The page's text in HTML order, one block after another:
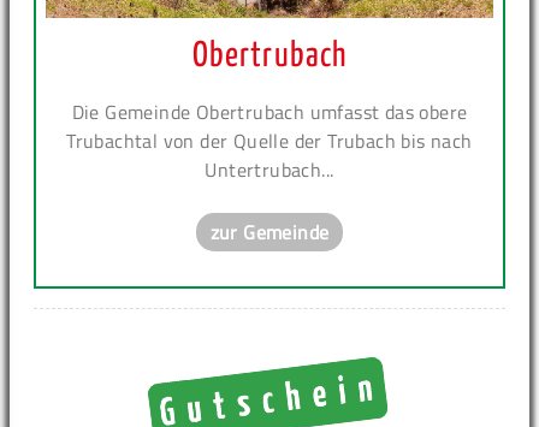
Obertrubach
Die Gemeinde Obertrubach umfasst das obere
Trubachtal von der Quelle der Trubach bis nach
Untertrubach...
zur Gemeinde